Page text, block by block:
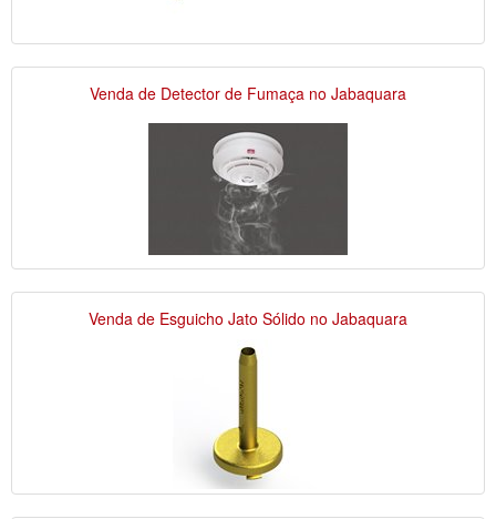
Venda de Detector de Fumaça no Jabaquara
Venda de Esguicho Jato Sólido no Jabaquara